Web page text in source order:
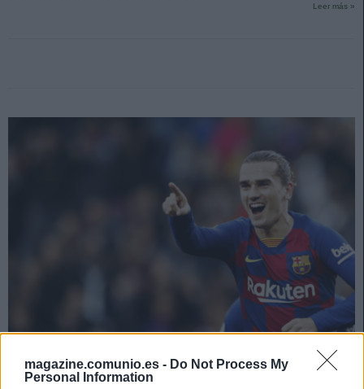
magazine.comunio.es - Do Not Process My
Personal Information
Leer más »
Ganadores valor mercado: el ascenso de Griezmann
4. septiembre 2020 PorJesus Gallo